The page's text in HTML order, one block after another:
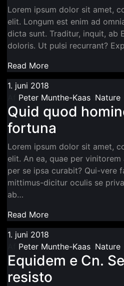
Lorem ipsum dolor sit amet,
elit. Longum est enim ad
dicta sunt. Traditur, inquit, ab
doloris. Ut pulsi recurrant?
Read More
1. juni 2018
Peter Munthe-Kaas Nature
Quid quod
fortuna
Lorem ipsum dolor sit amet,
elit. An ea, quae per vinitorem
per se ipsa curabit? Qui-vere
mittimus-dicitur oculis se
ab…
Read More
1. juni 2018
Peter Munthe-Kaas Nature
Equidem e Cn.
resisto